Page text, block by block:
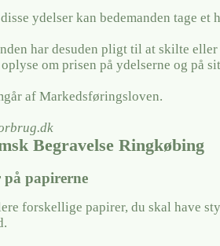
ydelser kan bedemanden tage et
har desuden pligt til at skilte eller
om prisen på ydelserne og på
af Markedsføringsloven.
Begravelse Ringkøbing
på papirerne
forskellige papirer, du skal have